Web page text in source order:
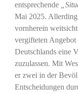
entsprechende
Mai 2025.
vornherein
vergifteten
Deutschlands eine
zuzulassen. Mit
er zwei in der
Entscheidungen